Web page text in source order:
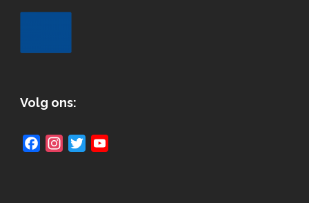
Volg ons:
FacebookInstagram
Twitter